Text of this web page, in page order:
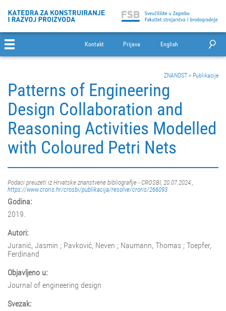
Kontakt Prijava English
ZNANOST > Publikacije
Patterns of Engineering
Design Collaboration and
Reasoning Activities Modelled
with Coloured Petri Nets
Podaci preuzeti iz Hrvatske znanstvene bibliografije - CROSBI, 20.07.2024.,
https://www.croris.hr/crosbi/publikacija/resolve/croris/266093
Godina:
2019.
Autori:
Juranić, Jasmin ; Pavković, Neven ; Naumann, Thomas ; Toepfer,
Ferdinand
Objavljeno u:
Journal of engineering design
Svezak: